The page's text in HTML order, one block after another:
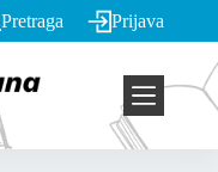
Pretraga Prijava